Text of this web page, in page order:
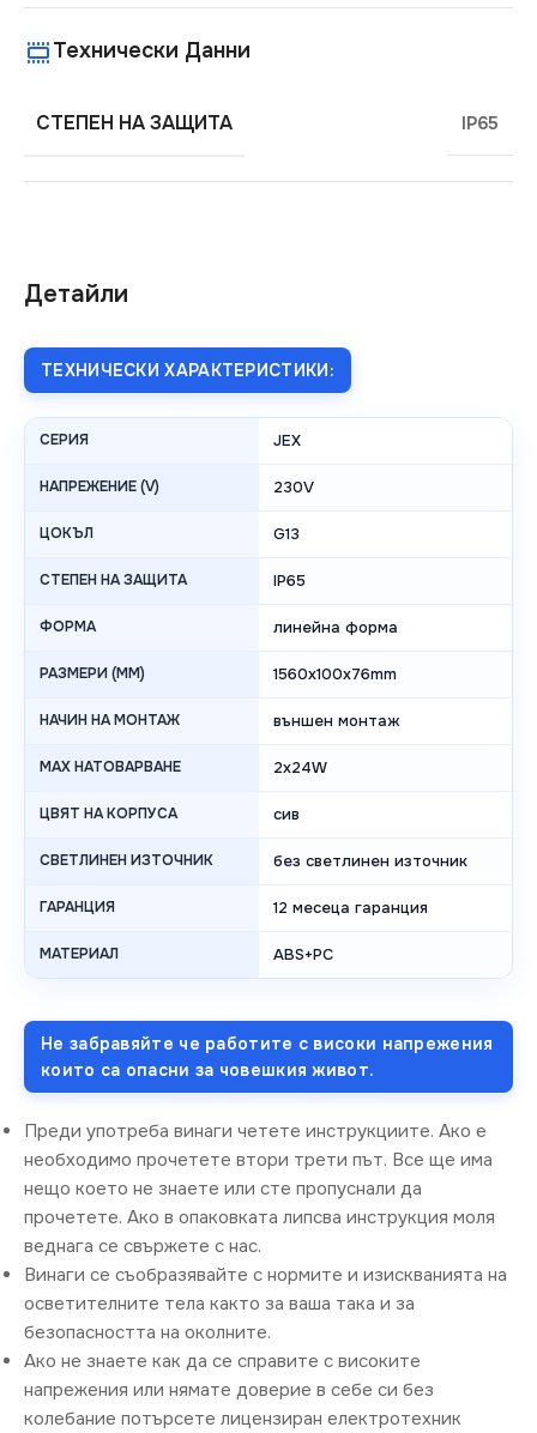
Детайли
ТЕХНИЧЕСКИ ХАРАКТЕРИСТИКИ:
СЕРИЯ JEX
НАПРЕЖЕНИЕ (V) 230V
ЦОКЪЛ G13
СТЕПЕН НА ЗАЩИТА IP65
ФОРМА линейна форма
РАЗМЕРИ (MM) 1560x100x76mm
НАЧИН НА МОНТАЖ външен монтаж
MAX НАТОВАРВАНЕ 2x24W
ЦВЯТ НА КОРПУСА сив
СВЕТЛИНЕН ИЗТОЧНИК без светлинен източник
ГАРАНЦИЯ 12 месеца гаранция
МАТЕРИАЛ ABS+PC
Не забравяйте че работите с високи напрежения
които са опасни за човешкия живот.
Преди употреба винаги четете инструкциите. Ако е
необходимо прочетете втори трети път. Все ще има
нещо което не знаете или сте пропуснали да
прочетете. Ако в опаковката липсва инструкция моля
веднага се свържете с нас.
Винаги се съобразявайте с нормите и изискванията на
осветителните тела както за ваша така и за
безопасността на околните.
Ако не знаете как да се справите с високите
напрежения или нямате доверие в себе си без
колебание потърсете лицензиран електротехник
Технически Данни
СТЕПЕН НА ЗАЩИТА IP65